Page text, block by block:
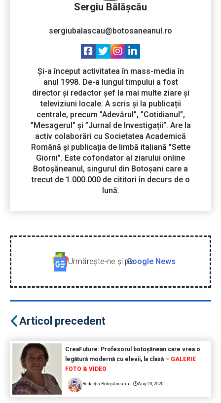
Sergiu Bălășcău
sergiubalascau@botosaneanul.ro
Și-a început activitatea în mass-media în
anul 1998. De-a lungul timpului a fost
director și redactor șef la mai multe ziare și
televiziuni locale. A scris și la publicații
centrale, precum ”Adevărul”, ”Cotidianul”,
”Mesagerul” și ”Jurnal de Investigații”. Are la
activ colaborări cu Societatea Academică
Română și publicația de limbă italiană ”Sette
Giorni”. Este cofondator al ziarului online
Botoșăneanul, singurul din Botoșani care a
trecut de 1.000.000 de cititori în decurs de o
lună.
Urmăreşte-ne şi peGoogle News
Articol precedent
CreaFuture: Profesorul botoșănean care vrea o
legătură modernă cu elevii, la clasă – GALERIE
FOTO & VIDEO
Redacția Botoșăneanul Aug 23, 2020